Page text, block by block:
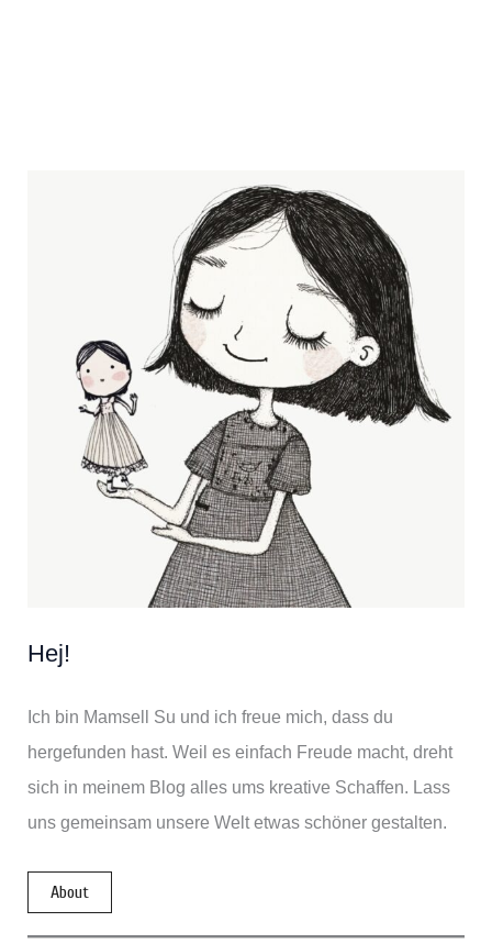
Hej!
Ich bin Mamsell Su und ich freue mich, dass du
hergefunden hast. Weil es einfach Freude macht, dreht
sich in meinem Blog alles ums kreative Schaffen. Lass
uns gemeinsam unsere Welt etwas schöner gestalten.
About